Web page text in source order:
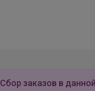
Сбор заказов в